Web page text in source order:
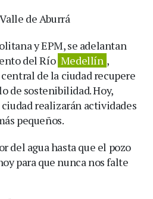
de Aburrá
y EPM, se adelantan
del Río Medellín ,
de la ciudad recupere
de sostenibilidad. Hoy,
realizarán actividades
pequeños.
del agua hasta que el pozo
para que nunca nos falte